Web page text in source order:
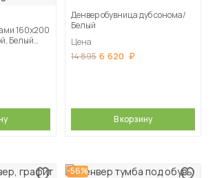
160х200
Белый
Денвер обувница дуб сонома/
Белый
Цена
14 895 6 620
В корзину
-56%